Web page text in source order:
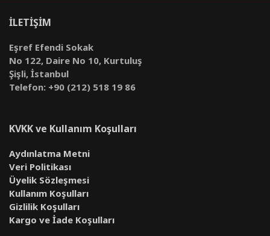
İLETİŞİM
Eşref Efendi Sokak
No 122, Daire No 10, Kurtuluş
Şişli, İstanbul
Telefon: +90 (212) 518 19 86
KVKK ve Kullanım Koşulları
Aydınlatma Metni
Veri Politikası
Üyelik Sözleşmesi
Kullanım Koşulları
Gizlilik Koşulları
Kargo ve İade Koşulları